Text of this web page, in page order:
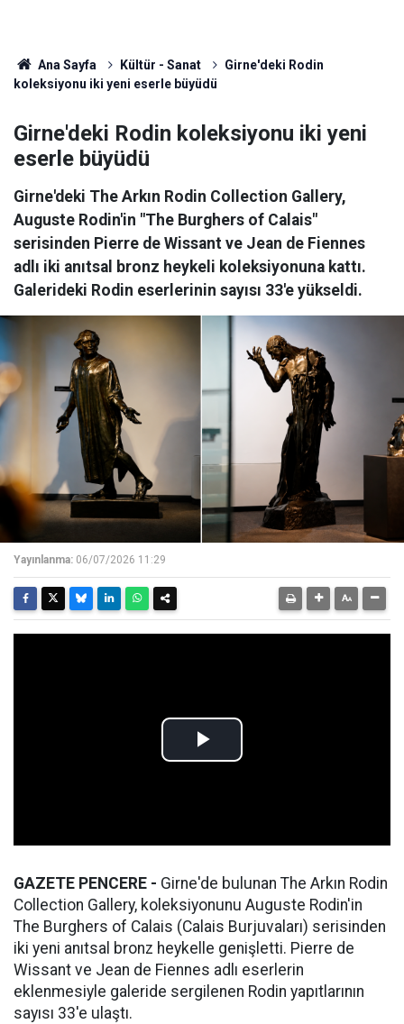
Ana Sayfa Kültür - Sanat
Girne'deki Rodin
koleksiyonu iki yeni eserle büyüdü
Girne'deki Rodin koleksiyonu iki yeni
eserle büyüdü
Girne'deki The Arkın Rodin Collection Gallery,
Auguste Rodin'in "The Burghers of Calais"
serisinden Pierre de Wissant ve Jean de Fiennes
adlı iki anıtsal bronz heykeli koleksiyonuna kattı.
Galerideki Rodin eserlerinin sayısı 33'e yükseldi.
Yayınlanma: 06/07/2026 11:29
GAZETE PENCERE - Girne'de bulunan The Arkın Rodin
Collection Gallery, koleksiyonunu Auguste Rodin'in
The Burghers of Calais (Calais Burjuvaları) serisinden
iki yeni anıtsal bronz heykelle genişletti. Pierre de
Wissant ve Jean de Fiennes adlı eserlerin
eklenmesiyle galeride sergilenen Rodin yapıtlarının
sayısı 33'e ulaştı.